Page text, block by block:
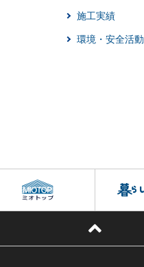
施工実績
環境・安全活動